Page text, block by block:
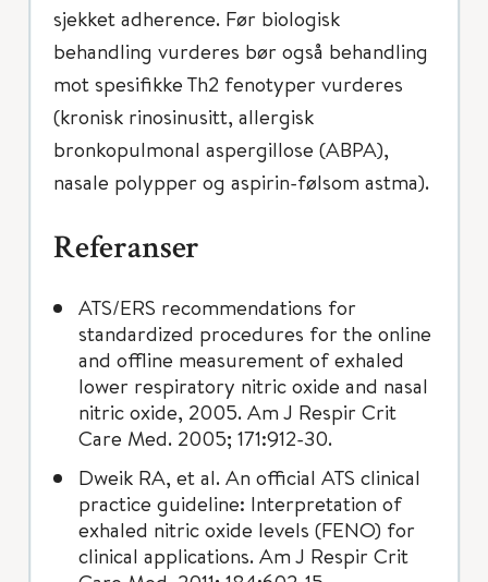
sjekket adherence. Før biologisk
behandling vurderes bør også behandling
mot spesifikke Th2 fenotyper vurderes
(kronisk rinosinusitt, allergisk
bronkopulmonal aspergillose (ABPA),
nasale polypper og aspirin-følsom astma).
Referanser
ATS/ERS recommendations for
standardized procedures for the online
and offline measurement of exhaled
lower respiratory nitric oxide and nasal
nitric oxide, 2005. Am J Respir Crit
Care Med. 2005; 171:912-30.
Dweik RA, et al. An official ATS clinical
practice guideline: Interpretation of
exhaled nitric oxide levels (FENO) for
clinical applications. Am J Respir Crit